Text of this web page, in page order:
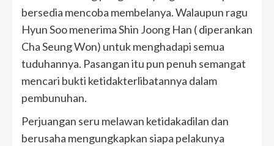
bersedia mencoba membelanya. Walaupun ragu
Hyun Soo menerima Shin Joong Han ( diperankan
Cha Seung Won) untuk menghadapi semua
tuduhannya. Pasangan itu pun penuh semangat
mencari bukti ketidakterlibatannya dalam
pembunuhan.
Perjuangan seru melawan ketidakadilan dan
berusaha mengungkapkan siapa pelakunya